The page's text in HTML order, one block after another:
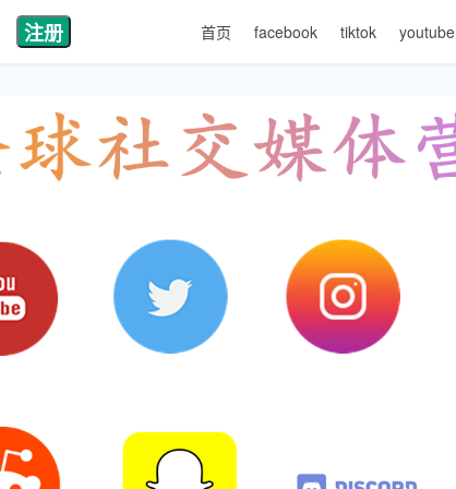
注册 首页 facebook tiktok youtube